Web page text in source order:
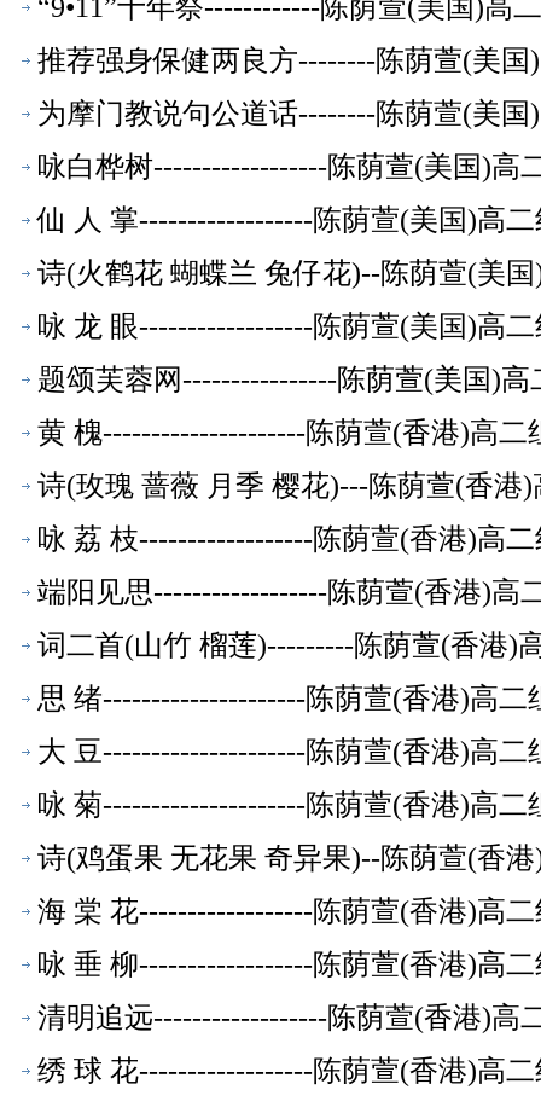
“9•11”十年祭------------陈荫萱(美国)高
推荐强身保健两良方--------陈荫萱(美
为摩门教说句公道话--------陈荫萱(美
咏白桦树------------------陈荫萱(美国)高
仙 人 掌------------------陈荫萱(美国)高
诗(火鹤花 蝴蝶兰 兔仔花)--陈荫萱(美
咏 龙 眼------------------陈荫萱(美国)高
题颂芙蓉网----------------陈荫萱(美国)高
黄 槐---------------------陈荫萱(香港)高二
诗(玫瑰 蔷薇 月季 樱花)---陈荫萱(香港
咏 荔 枝------------------陈荫萱(香港)高
端阳见思------------------陈荫萱(香港)高
词二首(山竹 榴莲)---------陈荫萱(香港)
思 绪---------------------陈荫萱(香港)高二
大 豆---------------------陈荫萱(香港)高二
咏 菊---------------------陈荫萱(香港)高二
诗(鸡蛋果 无花果 奇异果)--陈荫萱(香
海 棠 花------------------陈荫萱(香港)高
咏 垂 柳------------------陈荫萱(香港)高
清明追远------------------陈荫萱(香港)高
绣 球 花------------------陈荫萱(香港)高